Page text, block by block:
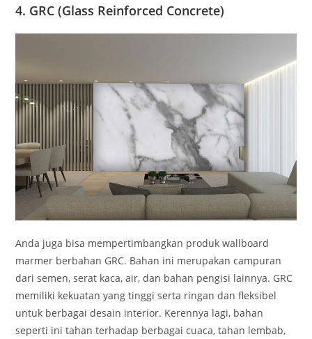
4. GRC (Glass Reinforced Concrete)
Anda juga bisa mempertimbangkan produk wallboard
marmer berbahan GRC. Bahan ini merupakan campuran
dari semen, serat kaca, air, dan bahan pengisi lainnya. GRC
memiliki kekuatan yang tinggi serta ringan dan fleksibel
untuk berbagai desain interior. Kerennya lagi, bahan
seperti ini tahan terhadap berbagai cuaca, tahan lembab,